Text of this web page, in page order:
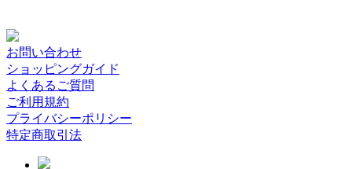
お問い合わせ
ショッピングガイド
よくあるご質問
ご利用規約
プライバシーポリシー
特定商取引法